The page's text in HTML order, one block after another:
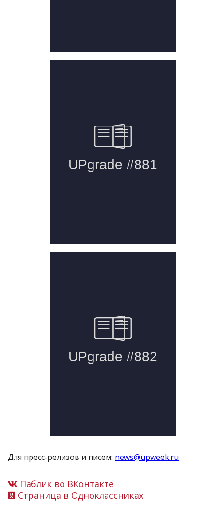
Для пресс-релизов и писем: news@upweek.ru
Паблик во ВКонтакте
Страница в Одноклассниках